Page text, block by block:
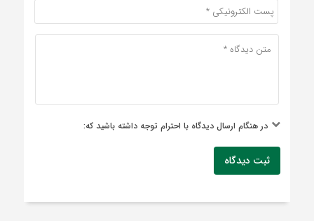
در هنگام ارسال دیدگاه با احترام توجه داشته باشید که:
ثبت دیدگاه